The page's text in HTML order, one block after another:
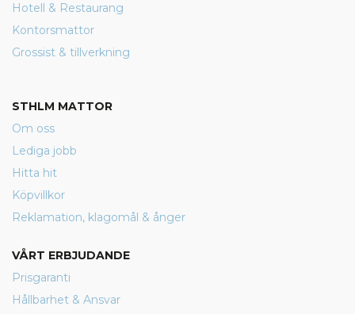
Hotell & Restaurang
Kontorsmattor
Grossist & tillverkning
STHLM MATTOR
Om oss
Lediga jobb
Hitta hit
Köpvillkor
Reklamation, klagomål & ånger
VÅRT ERBJUDANDE
Prisgaranti
Hållbarhet & Ansvar